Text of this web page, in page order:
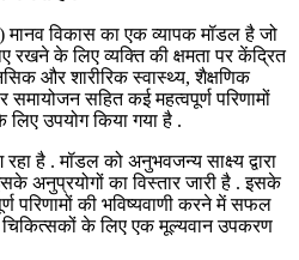
विकास का एक व्यापक मॉडल है जो
के लिए व्यक्ति की क्षमता पर केंद्रित
और शारीरिक स्वास्थ्य, शैक्षणिक
सहित कई महत्वपूर्ण परिणामों
उपयोग किया गया है .
है . मॉडल को अनुभवजन्य साक्ष्य द्वारा
अनुप्रयोगों का विस्तार जारी है . इसके
परिणामों की भविष्यवाणी करने में सफल
के लिए एक मूल्यवान उपकरण